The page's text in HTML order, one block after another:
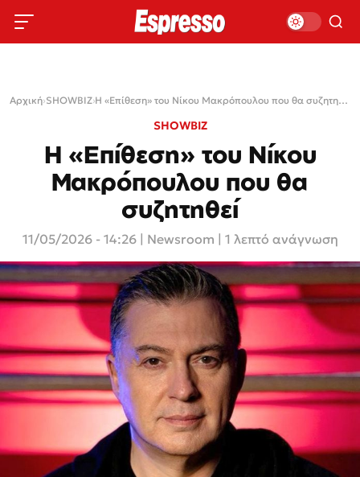
Αρχική›SHOWBIZ› Η «Επίθεση» του Νίκου Μακρόπουλου που θα συζητηθεί
SHOWBIZ
Η «Επίθεση» του Νίκου
Μακρόπουλου που θα
συζητηθεί
11/05/2026 - 14:26 Newsroom | 1 λεπτό ανάγνωση